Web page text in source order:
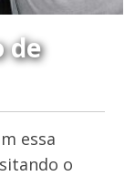
de
essa
o